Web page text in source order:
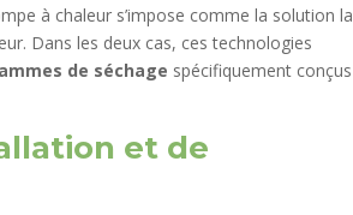
à chaleur s’impose comme la solution la
Dans les deux cas, ces technologies
de séchage spécifiquement conçus
et de